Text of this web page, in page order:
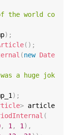
the world co
) ;
( ) ;
(new Date
a huge jok
) ;
> article
(
, 1 , 1 ) ,